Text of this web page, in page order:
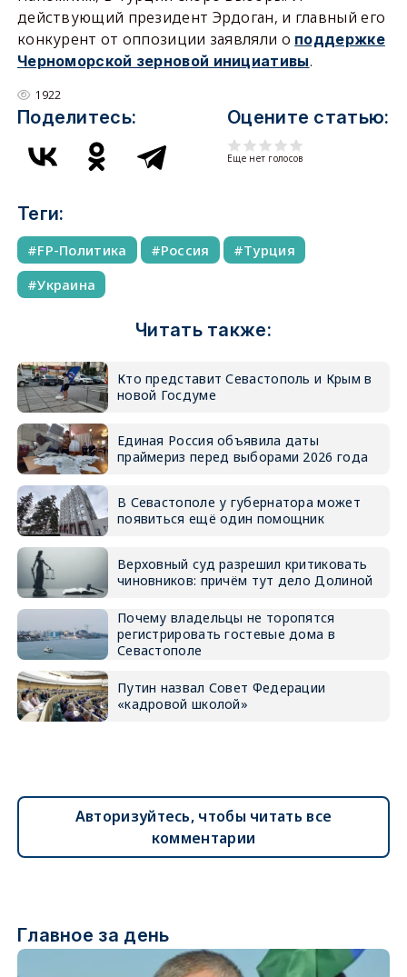
действующий президент Эрдоган, и главный его
конкурент от оппозиции заявляли о поддержке
Черноморской зерновой инициативы.
1922
Поделитесь: Оцените статью:
Еще нет голосов
Теги:
FP-Политика Россия
Турция
Украина
Читать также:
Кто представит Севастополь и Крым в
новой Госдуме
Единая Россия объявила даты
праймериз перед выборами 2026 года
В Севастополе у губернатора может
появиться ещё один помощник
Верховный суд разрешил критиковать
чиновников: причём тут дело Долиной
Почему владельцы не торопятся
регистрировать гостевые дома в
Севастополе
Путин назвал Совет Федерации
«кадровой школой»
Авторизуйтесь, чтобы читать все
комментарии
Главное за день